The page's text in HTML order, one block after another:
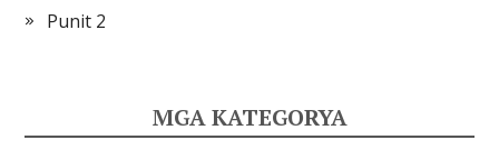
Punit 2
MGA KATEGORYA